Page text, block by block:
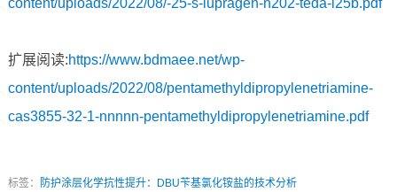
content/uploads/2022/08/-25-s-lupragen-n202-teda-l25b.pdf
扩展阅读:https://www.bdmaee.net/wp-
content/uploads/2022/08/pentamethyldipropylenetriamine-
cas3855-32-1-nnnnn-pentamethyldipropylenetriamine.pdf
标签： 防护涂层化学抗性提升：DBU苄基氯化铵盐的技术分析